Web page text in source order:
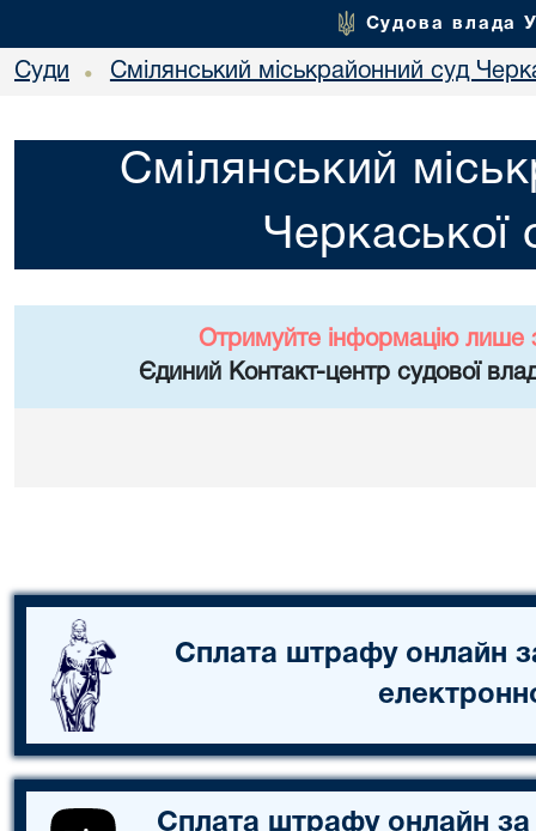
Судова влада
Суди • Смілянський міськрайонний суд
Смілянський
Черкаської
Отримуйте інформацію лише
Єдиний Контакт-центр судової
Сплата штрафу онлайн
Сплата штрафу онлайн